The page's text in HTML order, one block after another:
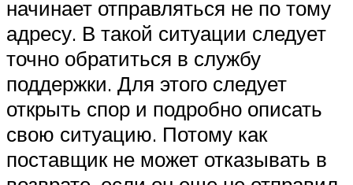
начинает отправляться не по тому
адресу. В такой ситуации следует
точно обратиться в службу
поддержки. Для этого следует
открыть спор и подробно описать
свою ситуацию. Потому как
поставщик не может отказывать в